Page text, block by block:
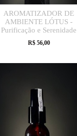
AROMATIZADOR DE
AMBIENTE LÓTUS -
Purificação e Serenidade
R$ 56,00